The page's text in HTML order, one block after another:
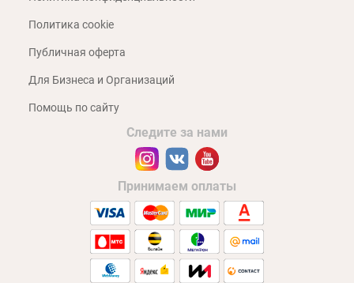
Политика cookie
Публичная оферта
Для Бизнеса и Организаций
Помощь по сайту
Следите за нами
Принимаем оплаты